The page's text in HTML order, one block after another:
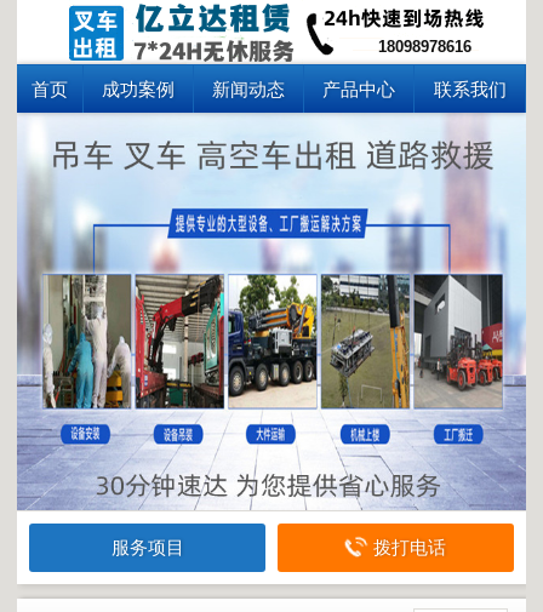
18098978616
首页 成功案例 新闻动态 产品中心 联系我们
服务项目 拨打电话